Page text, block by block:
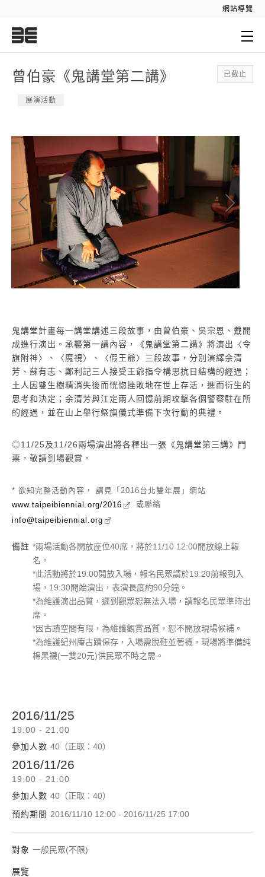
網站導覽
已截止
曾伯豪《鬼講堂第二講》
展演活動
鬼講堂計畫每一講堂講述三段故事，由曾伯豪、吳宗恩、戴開
成進行演出。承襲第一講內容，《鬼講堂第二講》將演出〈令
旗附神〉、〈魔視〉、〈假王爺〉三段故事，分別演繹余清
芳、蘇有志、鄭利記三人接受王爺指令構思抗日結構的經過；
土人因雙生樹精消失後而恍惚挫敗地在世上存活，進而衍生的
思考和決定；余清芳與江定兩人回憶前期攻擊各個警察駐在所
的經過，並在山上舉行祭旗儀式準備下次行動的典禮。
◎11/25及11/26兩場演出將各釋出一張《鬼講堂第三講》門
票，敬請到場觀賞。
* 欲知完整活動內容， 請見「2016台北雙年展」網站
www.taipeibiennial.org/2016
或聯絡
info@taipeibiennial.org
備註 *兩場活動各開放座位40席，將於11/10 12:00開放線上報
名。
*此活動將於19:00開放入場，報名民眾請於19:20前報到入
場，19:30開始演出，表演長度約90分鐘。
*為維護演出品質，遲到觀眾恕無法入場，請報名民眾準時出
席。
*因古蹟空間有限，為維護觀賞品質，恕不開放現場候補。
*為維護紀州庵古蹟保存，入場需脫鞋並著襪，現場將準備純
棉黑襪(一雙20元)供民眾不時之需。
2016/11/25
19:00 - 21:00
參加人數 40（正取：40）
2016/11/26
19:00 - 21:00
參加人數 40（正取：40）
預約期間 2016/11/10 12:00 - 2016/11/25 17:00
對象 一般民眾(不限)
展覽